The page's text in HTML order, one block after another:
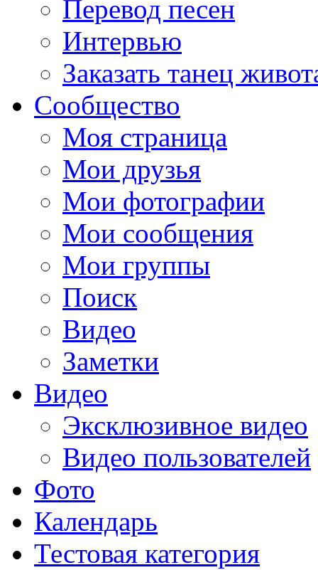
Перевод песен
Интервью
Заказать танец
Сообщество
Моя страница
Мои друзья
Мои фотографии
Мои сообщения
Мои группы
Поиск
Видео
Заметки
Видео
Эксклюзивное видео
Видео пользователей
Фото
Календарь
Тестовая категория